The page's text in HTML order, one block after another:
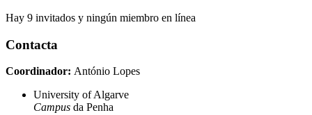
Hay 9 invitados y ningún miembro en línea
Contacta
Coordinador: António Lopes
University of Algarve
Campus da Penha